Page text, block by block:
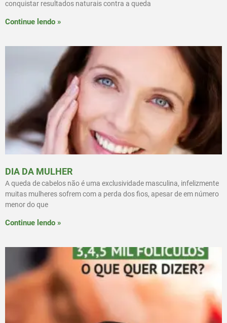
conquistar resultados naturais contra a queda
Continue lendo »
DIA DA MULHER
A queda de cabelos não é uma exclusividade masculina, infelizmente
muitas mulheres sofrem com a perda dos fios, apesar de em número
menor do que
Continue lendo »